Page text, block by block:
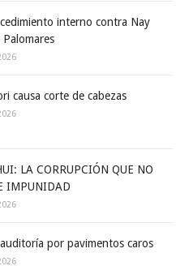
interno contra Nay
causa corte de cabezas
LA CORRUPCIÓN QUE NO
IMPUNIDAD
por pavimentos caros